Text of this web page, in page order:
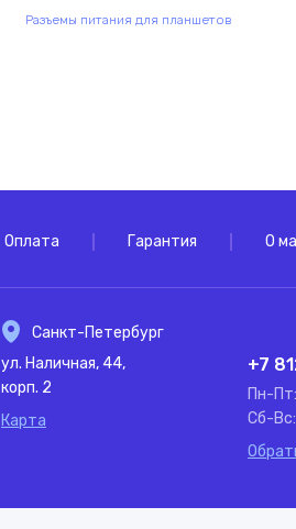
Разъемы питания для планшетов
Оплата Гарантия О
Санкт-Петербург
ул. Наличная, 44,
корп. 2
Карта
+7
Пн-Пт:
Сб-Вс: